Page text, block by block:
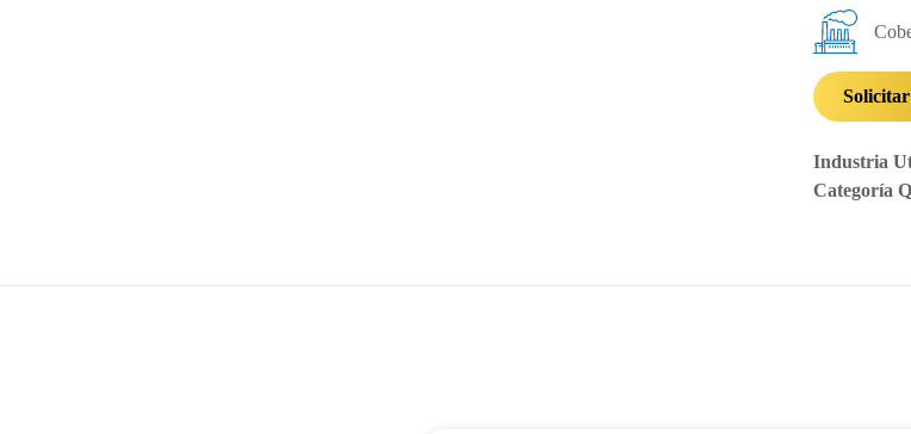
Industria
Categoría